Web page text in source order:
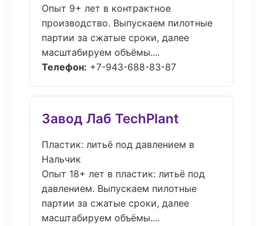
Опыт 9+ лет в контрактное
производство. Выпускаем пилотные
партии за сжатые сроки, далее
масштабируем объёмы....
Телефон: +7-943-688-83-87
Завод Лаб TechPlant
Пластик: литьё под давлением в
Нальчик
Опыт 18+ лет в пластик: литьё под
давлением. Выпускаем пилотные
партии за сжатые сроки, далее
масштабируем объёмы....